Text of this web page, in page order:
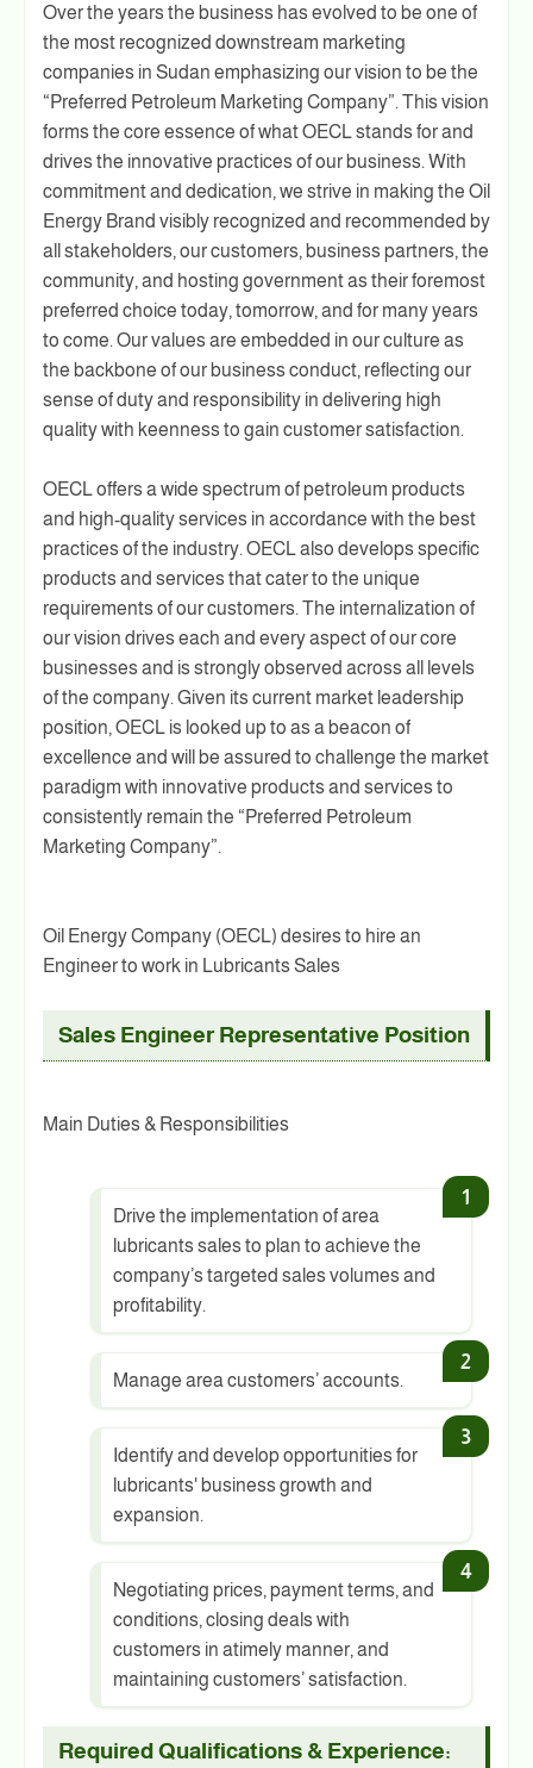
Over the years the business has evolved to be one of
the most recognized downstream marketing
companies in Sudan emphasizing our vision to be the
“Preferred Petroleum Marketing Company”. This vision
forms the core essence of what OECL stands for and
drives the innovative practices of our business. With
commitment and dedication, we strive in making the Oil
Energy Brand visibly recognized and recommended by
all stakeholders, our customers, business partners, the
community, and hosting government as their foremost
preferred choice today, tomorrow, and for many years
to come. Our values are embedded in our culture as
the backbone of our business conduct, reflecting our
sense of duty and responsibility in delivering high
quality with keenness to gain customer satisfaction.
OECL offers a wide spectrum of petroleum products
and high-quality services in accordance with the best
practices of the industry. OECL also develops specific
products and services that cater to the unique
requirements of our customers. The internalization of
our vision drives each and every aspect of our core
businesses and is strongly observed across all levels
of the company. Given its current market leadership
position, OECL is looked up to as a beacon of
excellence and will be assured to challenge the market
paradigm with innovative products and services to
consistently remain the “Preferred Petroleum
Marketing Company”.
Oil Energy Company (OECL) desires to hire an
Engineer to work in Lubricants Sales
Sales Engineer Representative Position
Main Duties & Responsibilities
Drive the implementation of area
lubricants sales to plan to achieve the
company’s targeted sales volumes and
profitability.
Manage area customers’ accounts.
Identify and develop opportunities for
lubricants' business growth and
expansion.
Negotiating prices, payment terms, and
conditions, closing deals with
customers in atimely manner, and
maintaining customers’ satisfaction.
Required Qualifications & Experience: